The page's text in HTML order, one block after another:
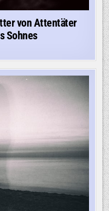
von Attentäter
Sohnes